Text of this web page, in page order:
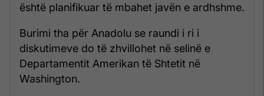
është planifikuar të mbahet javën e ardhshme.
Burimi tha për Anadolu se raundi i ri i
diskutimeve do të zhvillohet në selinë e
Departamentit Amerikan të Shtetit në
Washington.